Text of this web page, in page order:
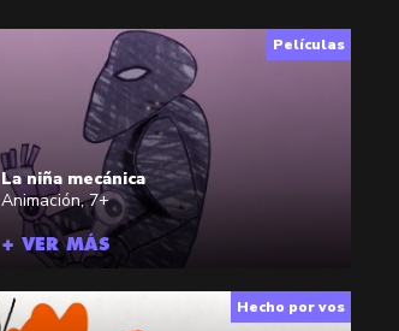
Películas
La niña mecánica
Animación,7+
+ VER MÁS
Hecho por vos